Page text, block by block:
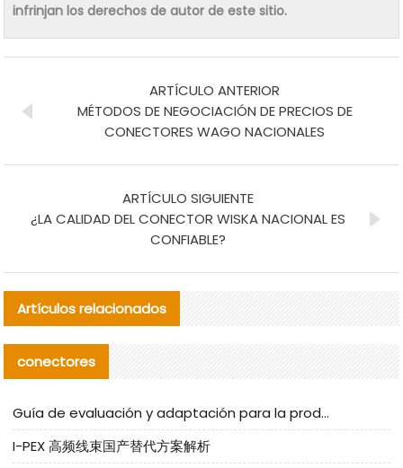
infrinjan los derechos de autor de este sitio.
ARTÍCULO ANTERIOR
MÉTODOS DE NEGOCIACIÓN DE PRECIOS DE
CONECTORES WAGO NACIONALES
ARTÍCULO SIGUIENTE
¿LA CALIDAD DEL CONECTOR WISKA NACIONAL ES
CONFIABLE?
Artículos relacionados
conectores
Guía de evaluación y adaptación para la producción en serie de componentes de cables nacionales para CNC Tech
I-PEX 高频线束国产替代方案解析